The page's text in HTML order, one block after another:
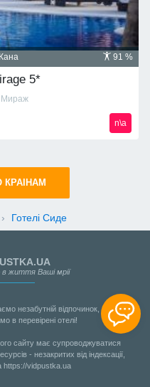
91 %
5*
Мираж
n\a
КРАIНАМ
› Готелі Сиде
життя Ваші мрії
незабутній відпочинок, шукаємо
в перевірені отелі!
сайту має супроводжуватися
- незакритих від індексації,
https://vidpustka.ua